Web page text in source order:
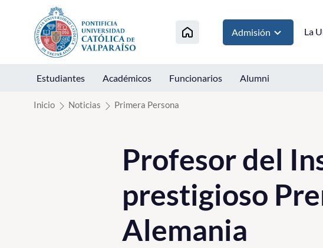
Click acá para ir directamente al contenido
Admisión La
Estudiantes Académicos Funcionarios Alumni
Inicio Noticias Primera Persona
Profesor del
prestigioso
Alemania